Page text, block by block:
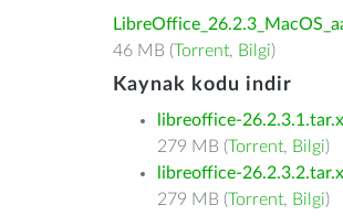
46 MB (Torrent, Bilgi)
Kaynak kodu indir
libreoffice-
279 MB (Torrent, Bilgi)
libreoffice-
279 MB (Torrent, Bilgi)